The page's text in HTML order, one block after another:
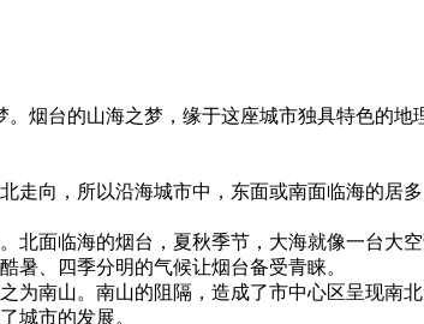
烟台的山海之梦，缘于这座城市独具特色的
向，所以沿海城市中，东面或南面临海的居
面临海的烟台，夏秋季节，大海就像一台大
暑、四季分明的气候让烟台备受青睐。
南山。南山的阻隔，造成了市中心区呈现南
城市的发展。